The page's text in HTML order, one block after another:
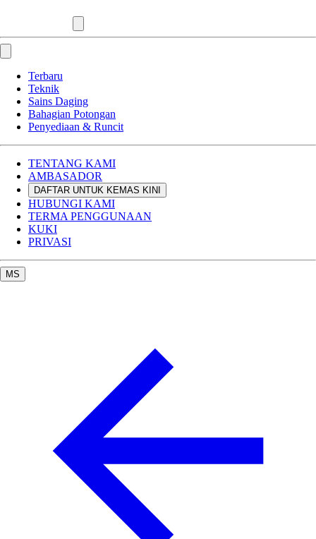
Terbaru
Teknik
Sains Daging
Bahagian Potongan
Penyediaan & Runcit
TENTANG KAMI
AMBASADOR
DAFTAR UNTUK KEMAS KINI
HUBUNGI KAMI
TERMA PENGGUNAAN
KUKI
PRIVASI
MS